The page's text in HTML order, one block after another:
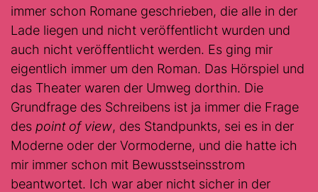
immer schon Romane geschrieben, die alle in der
Lade liegen und nicht veröffentlicht wurden und
auch nicht veröffentlicht werden. Es ging mir
eigentlich immer um den Roman. Das Hörspiel und
das Theater waren der Umweg dorthin. Die
Grundfrage des Schreibens ist ja immer die Frage
des point of view, des Standpunkts, sei es in der
Moderne oder der Vormoderne, und die hatte ich
mir immer schon mit Bewusstseinsstrom
beantwortet. Ich war aber nicht sicher in der